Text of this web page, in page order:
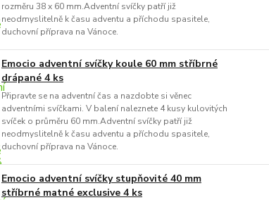
rozměru 38 x 60 mm.Adventní svíčky patří již
neodmyslitelně k času adventu a příchodu spasitele,
duchovní příprava na Vánoce.
Emocio adventní svíčky koule 60 mm stříbrné
drápané 4 ks
Připravte se na adventní čas a nazdobte si věnec
adventními svíčkami. V balení naleznete 4 kusy kulovitých
svíček o průměru 60 mm.Adventní svíčky patří již
neodmyslitelně k času adventu a příchodu spasitele,
duchovní příprava na Vánoce.
Emocio adventní svíčky stupňovité 40 mm
stříbrné matné exclusive 4 ks